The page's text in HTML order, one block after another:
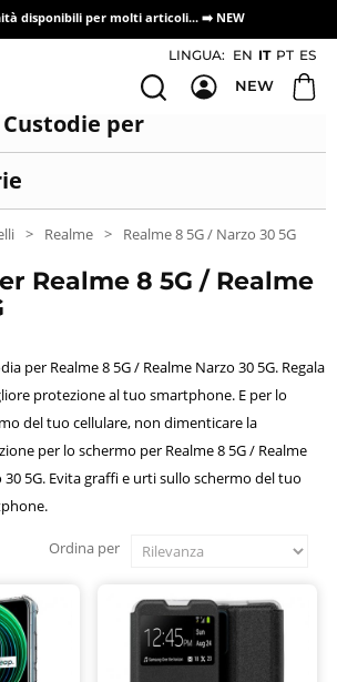
disponibili per molti articoli... ➡️ NEW
Accesso/registrazione distributori
LINGUA: EN IT PT ES
NEW
Custodie per
> Realme > Realme 8 5G / Narzo 30 5G
Realme 8 5G / Realme
per Realme 8 5G / Realme Narzo 30 5G. Regala
protezione al tuo smartphone. E per lo
del tuo cellulare, non dimenticare la
per lo schermo per Realme 8 5G / Realme
30 5G. Evita graffi e urti sullo schermo del tuo
Ordina per